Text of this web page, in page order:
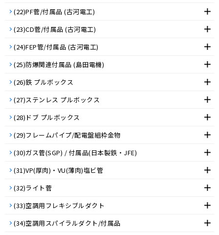
(22)PF菅/付属品 (古河電工)
(23)CD菅/付属品 (古河電工)
(24)FEP管/付属品 (古河電工)
(25)防爆関連付属品 (島田電機)
(26)鉄 プルボックス
(27)ステンレス プルボックス
(28)ドブ プルボックス
(29)フレームパイプ/配電盤組枠金物
(30)ガス菅(SGP) / 付属品(日本製鉄・JFE)
(31)VP(厚肉)・VU(薄肉)塩ビ管
(32)ライト菅
(33)空調用フレキシブルダクト
(34)空調用スパイラルダクト/付属品